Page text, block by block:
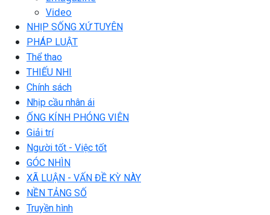
Video
NHỊP SỐNG XỨ TUYÊN
PHÁP LUẬT
Thể thao
THIẾU NHI
Chính sách
Nhịp cầu nhân ái
ỐNG KÍNH PHÓNG VIÊN
Giải trí
Người tốt - Việc tốt
GÓC NHÌN
XÃ LUẬN - VẤN ĐỀ KỲ NÀY
NỀN TẢNG SỐ
Truyền hình